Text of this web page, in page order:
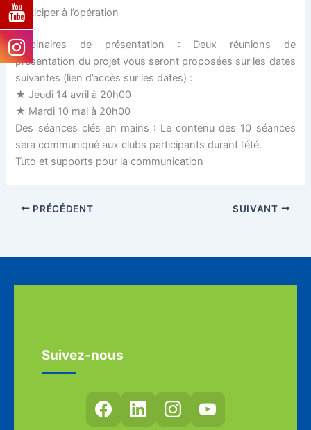
Participer à l’opération
Webinaires de présentation : Deux réunions de
présentation du projet vous seront proposées sur les dates
suivantes (lien d’accès sur les dates) :
★ Jeudi 14 avril à 20h00
★ Mardi 10 mai à 20h00
Des séances clés en mains : Le contenu des 10 séances
sera communiqué aux clubs participants durant l’été.
Tuto et supports pour la communication
PRÉCÉDENT SUIVANT
Suivez-nous